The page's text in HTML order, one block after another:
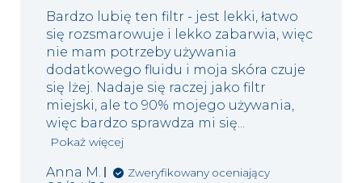
Bardzo lubię ten filtr - jest lekki, łatwo
się rozsmarowuje i lekko zabarwia, więc
nie mam potrzeby używania
dodatkowego fluidu i moja skóra czuje
się lżej. Nadaje się raczej jako filtr
miejski, ale to 90% mojego używania,
więc bardzo sprawdza mi się...
Pokaż więcej
Anna M. Zweryfikowany oceniający